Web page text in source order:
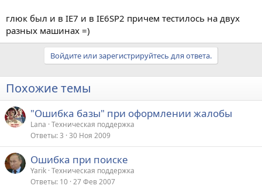
глюк был и в IE7 и в IE6SP2 причем тестилось на двух
разных машинах =)
Войдите или зарегистрируйтесь для ответа.
Похожие темы
"Ошибка базы" при оформлении жалобы
Lana Техническая поддержка
Ответы 3 30 Ноя 2009
Ошибка при поиске
Yarik Техническая поддержка
Ответы 10 27 Фев 2007